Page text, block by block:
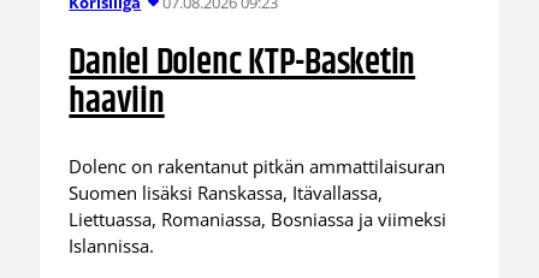
Daniel Dolenc KTP-Basketin
haaviin
Dolenc on rakentanut pitkän ammattilaisuran
Suomen lisäksi Ranskassa, Itävallassa,
Liettuassa, Romaniassa, Bosniassa ja viimeksi
Islannissa.